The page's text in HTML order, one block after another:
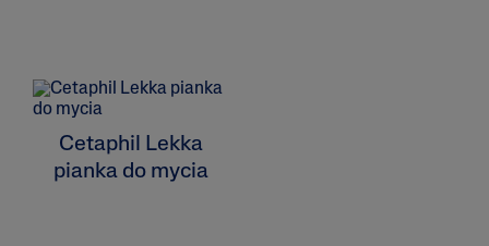
Cetaphil Lekka
pianka do mycia